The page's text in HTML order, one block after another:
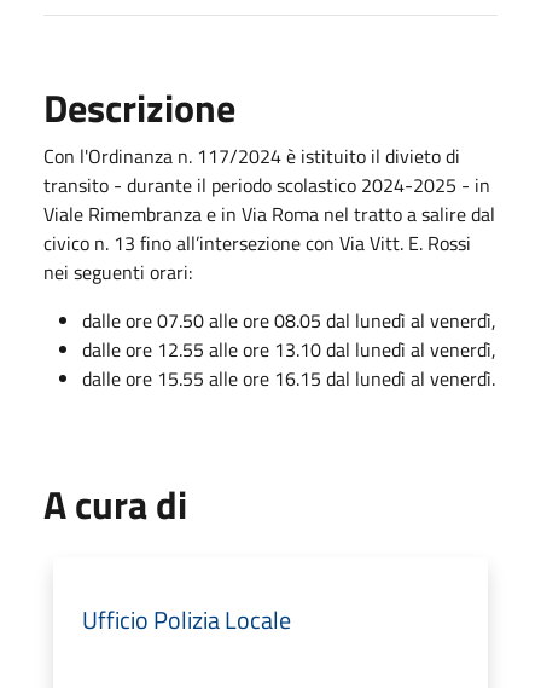
Descrizione
Con l'Ordinanza n. 117/2024 è istituito il divieto di
transito - durante il periodo scolastico 2024-2025 - in
Viale Rimembranza e in Via Roma nel tratto a salire dal
civico n. 13 fino all’intersezione con Via Vitt. E. Rossi
nei seguenti orari:
dalle ore 07.50 alle ore 08.05 dal lunedì al venerdì,
dalle ore 12.55 alle ore 13.10 dal lunedì al venerdì,
dalle ore 15.55 alle ore 16.15 dal lunedì al venerdì.
A cura di
Ufficio Polizia Locale